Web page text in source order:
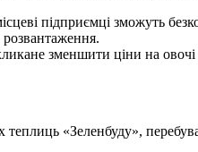
підприємці зможуть
зменшити ціни на овочі
теплиць «Зеленбуду»,